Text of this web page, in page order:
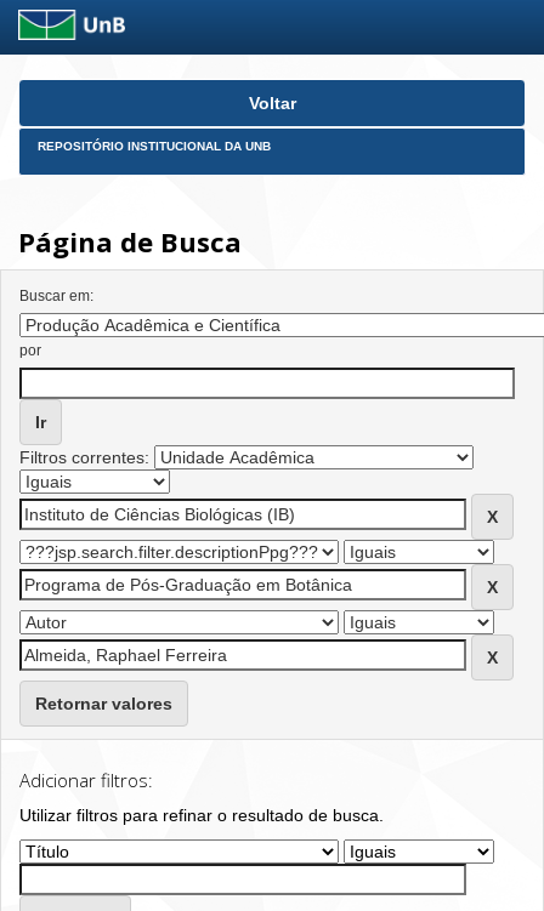
Skip
Voltar
REPOSITÓRIO INSTITUCIONAL DA UNB
Página de Busca
Buscar em:
por
Filtros correntes:
Retornar valores
Adicionar filtros:
Utilizar filtros para refinar o resultado de busca.